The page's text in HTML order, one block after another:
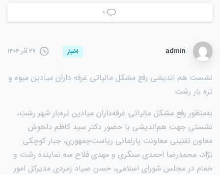
۰
admin اخبار ۲۷ آذر ۱۴۰۴
نشست هم اندیشی رفع مشکل مالیاتی غرفه داران میادین میوه و
تره بار رشت
به‌منظور رفع مشکل مالیاتی غرفه‌داران میادین تره‌بار شهر رشت،
نشستی جهت هم‌اندیشی با حضور دکتر سید کاظم دلخوش
معاون تقنینی معاونت پارلمانی ریاست‌جمهوری، جبار کوچکی
نژاد، محمدرضا احمدی سنگری و مهدی فلاح سه نماینده رشت و
خمام در مجلس شورای اسلامی، حسن صیاد زمردی مدیرکل امور